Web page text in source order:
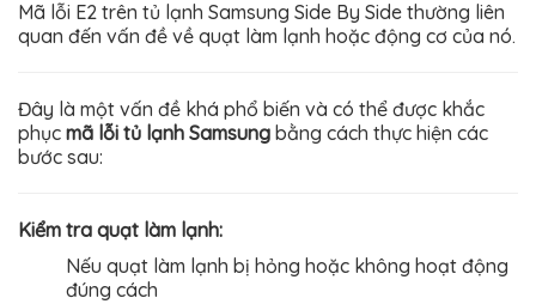
Mã lỗi E2 trên tủ lạnh Samsung Side By Side thường liên
quan đến vấn đề về quạt làm lạnh hoặc động cơ của nó.
Đây là một vấn đề khá phổ biến và có thể được khắc
phục mã lỗi tủ lạnh Samsung bằng cách thực hiện các
bước sau:
Kiểm tra quạt làm lạnh:
Nếu quạt làm lạnh bị hỏng hoặc không hoạt động
đúng cách